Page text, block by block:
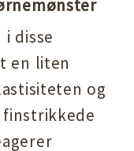
disse
en liten
og